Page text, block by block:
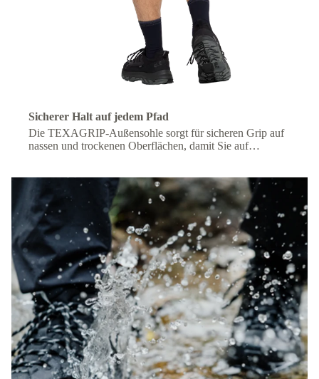
Sicherer Halt auf jedem Pfad
Die TEXAGRIP-Außensohle sorgt für sicheren Grip auf
nassen und trockenen Oberflächen, damit Sie auf